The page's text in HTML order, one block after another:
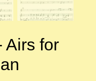
Airs for